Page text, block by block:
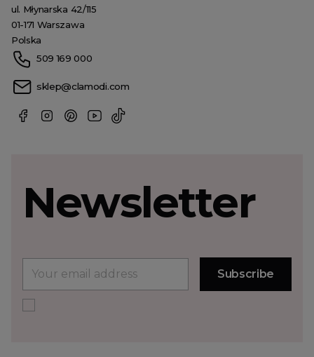
ul. Młynarska 42/115
01-171 Warszawa
Polska
509 169 000
sklep@clamodi.com
Newsletter